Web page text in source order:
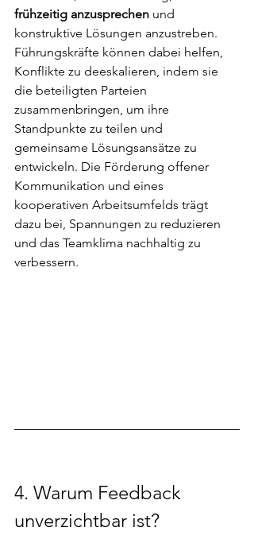
frühzeitig anzusprechen und
konstruktive Lösungen anzustreben.
Führungskräfte können dabei helfen,
Konflikte zu deeskalieren, indem sie
die beteiligten Parteien
zusammenbringen, um ihre
Standpunkte zu teilen und
gemeinsame Lösungsansätze zu
entwickeln. Die Förderung offener
Kommunikation und eines
kooperativen Arbeitsumfelds trägt
dazu bei, Spannungen zu reduzieren
und das Teamklima nachhaltig zu
verbessern.
4. Warum Feedback
unverzichtbar ist?